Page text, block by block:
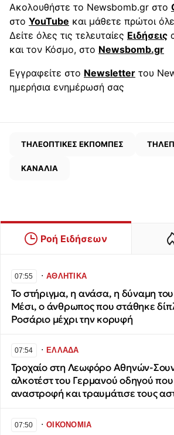
Ακολουθήστε το Newsbomb.gr στο
στο YouTube και μάθετε πρώτοι
Δείτε όλες τις τελευταίες Ειδήσεις
και τον Κόσμο, στο Newsbomb.gr
Εγγραφείτε στο Newsletter του
ημερήσια ενημέρωσή σας
ΤΗΛΕΟΠΤΙΚΕΣ ΕΚΠΟΜΠΕΣ
ΚΑΝΑΛΙΑ
Ροή Ειδήσεων
07:55 ∙ΑΘΛΗΤΙΚΑ
Το στήριγμα, η ανάσα, η δύναμη
Μέσι, ο άνθρωπος που στάθηκε
Ροσάριο μέχρι την κορυφή
07:54 ∙ΕΛΛΑΔΑ
Τροχαίο στη Λεωφόρο Αθηνών-
αλκοτέστ του Γερμανού οδηγού
αναστροφή και τραυμάτισε τους
07:50 ∙ΟΙΚΟΝΟΜΙΑ